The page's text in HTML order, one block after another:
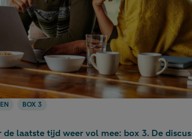
BOX 3
de laatste tijd weer vol mee: box 3. De